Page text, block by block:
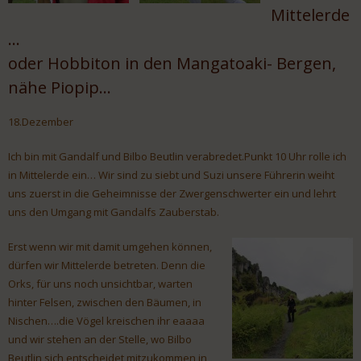
Mittelerde
…
oder Hobbiton in den Mangatoaki- Bergen,
nähe Piopip…
18.Dezember
Ich bin mit Gandalf und Bilbo Beutlin verabredet.Punkt 10 Uhr rolle ich
in Mittelerde ein… Wir sind zu siebt und Suzi unsere Führerin weiht
uns zuerst in die Geheimnisse der Zwergenschwerter ein und lehrt
uns den Umgang mit Gandalfs Zauberstab.
Erst wenn wir mit damit umgehen können,
dürfen wir Mittelerde betreten. Denn die
Orks, für uns noch unsichtbar, warten
hinter Felsen, zwischen den Bäumen, in
Nischen….die Vögel kreischen ihr eaaaa
und wir stehen an der Stelle, wo Bilbo
Beutlin sich entscheidet mitzukommen in ,